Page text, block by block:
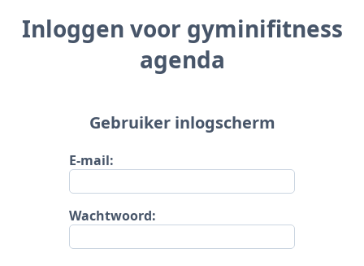
Inloggen voor gyminifitness
agenda
Gebruiker inlogscherm
E-mail:
Wachtwoord: